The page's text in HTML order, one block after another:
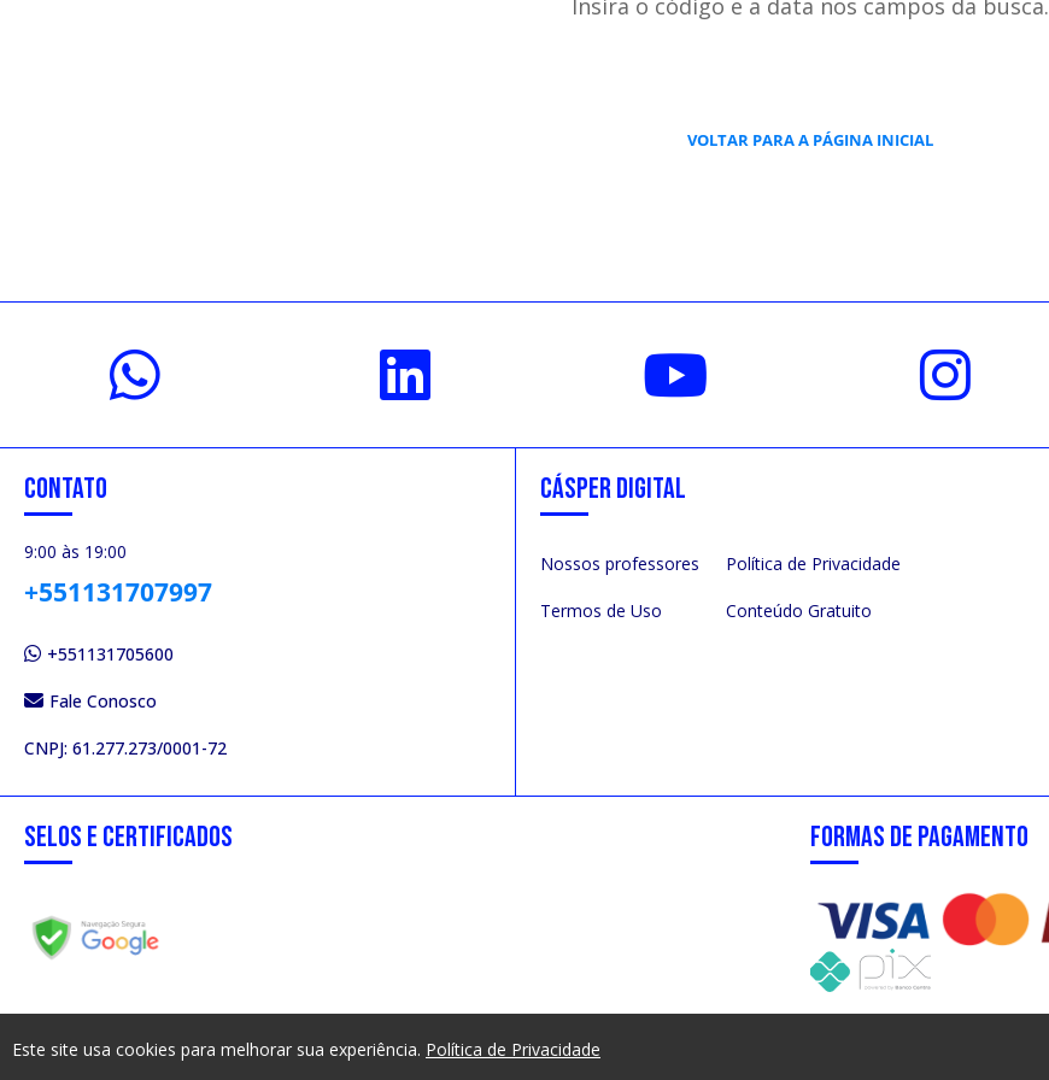
Insira o código e a data nos campos da busca.
VOLTAR PARA A PÁGINA INICIAL
CONTATO
9:00 às 19:00
+551131707997
+551131705600
Fale Conosco
CNPJ: 61.277.273/0001-72
CÁSPER DIGITAL
Nossos professores
Termos de Uso
Política de Privacidade
Conteúdo Gratuito
SELOS E CERTIFICADOS FORMAS DE PAGAMENTO
Este site usa cookies para melhorar sua experiência. Política de Privacidade
CÁSPER - Cursos de Curta Duração © 2026 - Todos os direitos reservados